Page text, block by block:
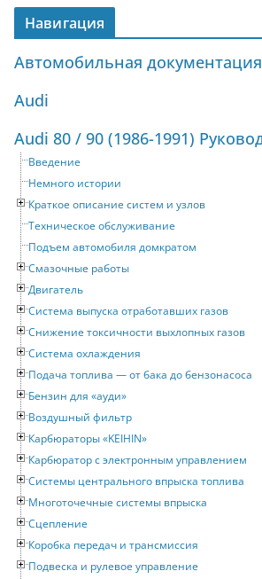
Навигация
Автомобильная документация
Audi
Введение
Немного истории
Краткое описание систем и узлов
Техническое обслуживание
Подъем автомобиля домкратом
Смазочные работы
Двигатель
Система выпуска отработавших газов
Снижение токсичности выхлопных газов
Система охлаждения
Подача топлива — от бака до бензонасоса
Бензин для «ауди»
Воздушный фильтр
Карбюраторы «KEIHIN»
Карбюратор с электронным управлением
Системы центрального впрыска топлива
Многоточечные системы впрыска
Сцепление
Коробка передач и трансмиссия
Подвеска и рулевое управление